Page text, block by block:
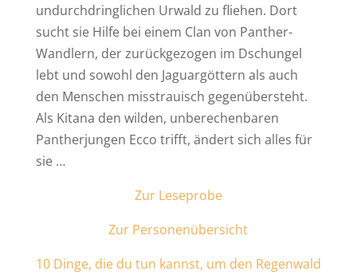
undurchdringlichen Urwald zu fliehen. Dort
sucht sie Hilfe bei einem Clan von Panther-
Wandlern, der zurückgezogen im Dschungel
lebt und sowohl den Jaguargöttern als auch
den Menschen misstrauisch gegenübersteht.
Als Kitana den wilden, unberechenbaren
Pantherjungen Ecco trifft, ändert sich alles für
sie …
Zur Leseprobe
Zur Personenübersicht
10 Dinge, die du tun kannst, um den Regenwald